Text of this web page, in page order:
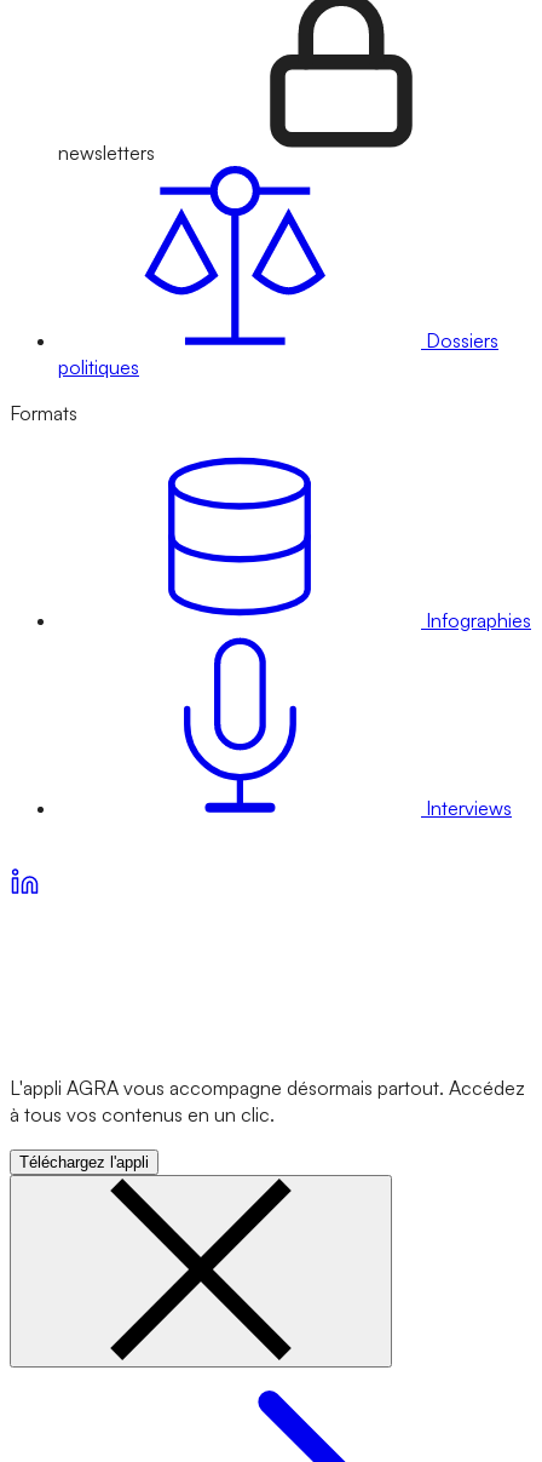
newsletters
Dossiers
politiques
Formats
Infographies
Interviews
L'appli AGRA vous accompagne désormais partout. Accédez
à tous vos contenus en un clic.
Téléchargez l'appli